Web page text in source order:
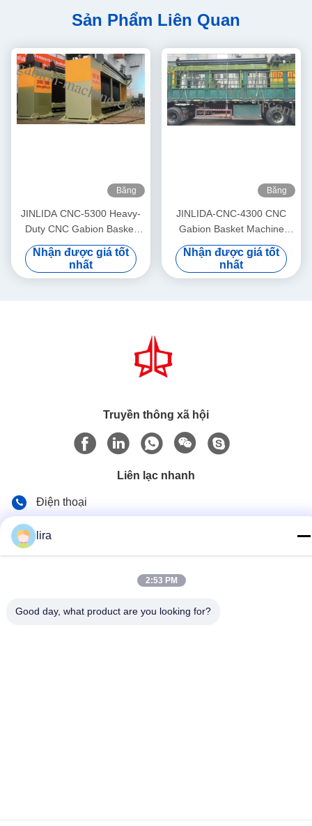
Sản Phẩm Liên Quan
Băng
JINLIDA CNC-5300 Heavy-
Duty CNC Gabion Basket
Welding Machine 5300mm
Width Double Twist Mesh
Production Equipment
Nhận được giá tốt
nhất
Băng
JINLIDA-CNC-4300 CNC
Gabion Basket Machine
4300mm Working Width
Servo-Driven Double Twist
Mesh Equipment
Nhận được giá tốt
nhất
Truyền thông xã hội
Liên lạc nhanh
Điện thoại
Số 102, Yungu Road, Zhutang Town, thành phố Jiangyin,
lira
2:53 PM
Good day, what product are you looking for?